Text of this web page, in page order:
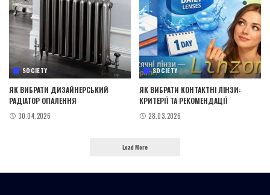
SOCIETY
ЯК ВИБРАТИ ДИЗАЙНЕРСЬКИЙ
РАДІАТОР ОПАЛЕННЯ
30.04.2026
SOCIETY
ЯК ВИБРАТИ КОНТАКТНІ ЛІНЗИ:
КРИТЕРІЇ ТА РЕКОМЕНДАЦІЇ
28.03.2026
Load More